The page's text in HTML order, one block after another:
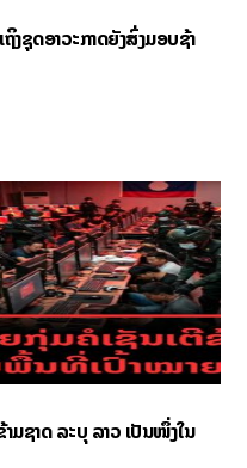
ງຊຸດອາວະກາດຍັງສົ່ງມອບຊ້າ
ມຊາດ ລະບຸ ລາວ ເປັນໜຶ່ງໃນ